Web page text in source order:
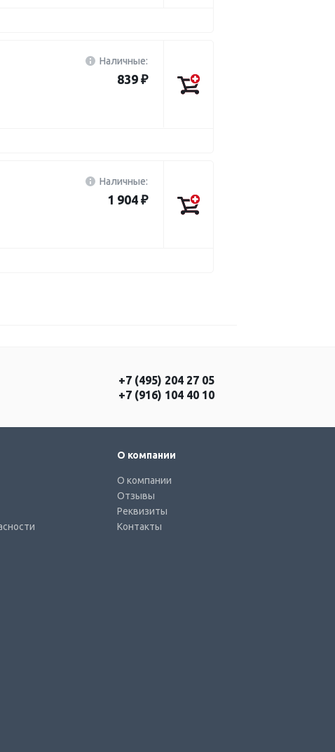
Наличные:
839 ₽
Наличные:
1 904 ₽
+7 (495) 204 27 05
+7 (916) 104 40 10
О компании
О компании
Отзывы
Реквизиты
Контакты